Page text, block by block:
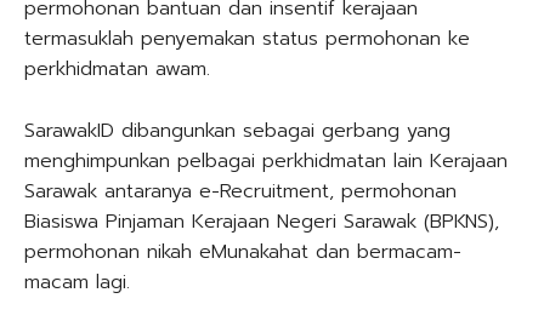
permohonan bantuan dan insentif kerajaan
termasuklah penyemakan status permohonan ke
perkhidmatan awam.
SarawakID dibangunkan sebagai gerbang yang
menghimpunkan pelbagai perkhidmatan lain Kerajaan
Sarawak antaranya e-Recruitment, permohonan
Biasiswa Pinjaman Kerajaan Negeri Sarawak (BPKNS),
permohonan nikah eMunakahat dan bermacam-
macam lagi.